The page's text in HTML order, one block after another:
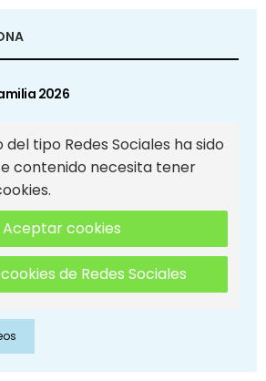
2026
tipo Redes Sociales ha sido
contenido necesita tener
Aceptar cookies
de Redes Sociales